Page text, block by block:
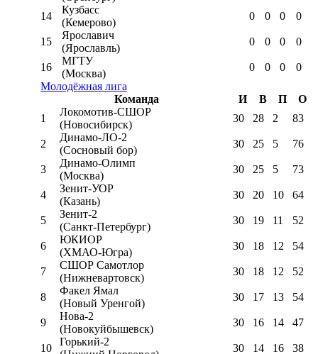
14
Кузбасс
(Кемерово)
0 0 0 0
15
Ярославич
(Ярославль)
0 0 0 0
16
МГТУ
(Москва)
0 0 0
0
Молодёжная лига
Команда
И В П
О
1
Локомотив-CШОР
(Новосибирск)
30 28 2 83
2
Динамо-ЛО-2
(Сосновый бор)
30 25 5 76
3
Динамо-Олимп
(Москва)
30 25 5 73
4
Зенит-УОР
(Казань)
30 20 10 64
5
Зенит-2
(Санкт-Петербург)
30 19 11 52
6
ЮКИОР
(ХМАО-Югра)
30 18 12 54
7
СШОР Самотлор
(Нижневартовск)
30 18 12 52
8
Факел Ямал
(Новый Уренгой)
30 17 13 54
9
Нова-2
(Новокуйбышевск)
30 16 14 47
10
Горький-2
30 14 16 38